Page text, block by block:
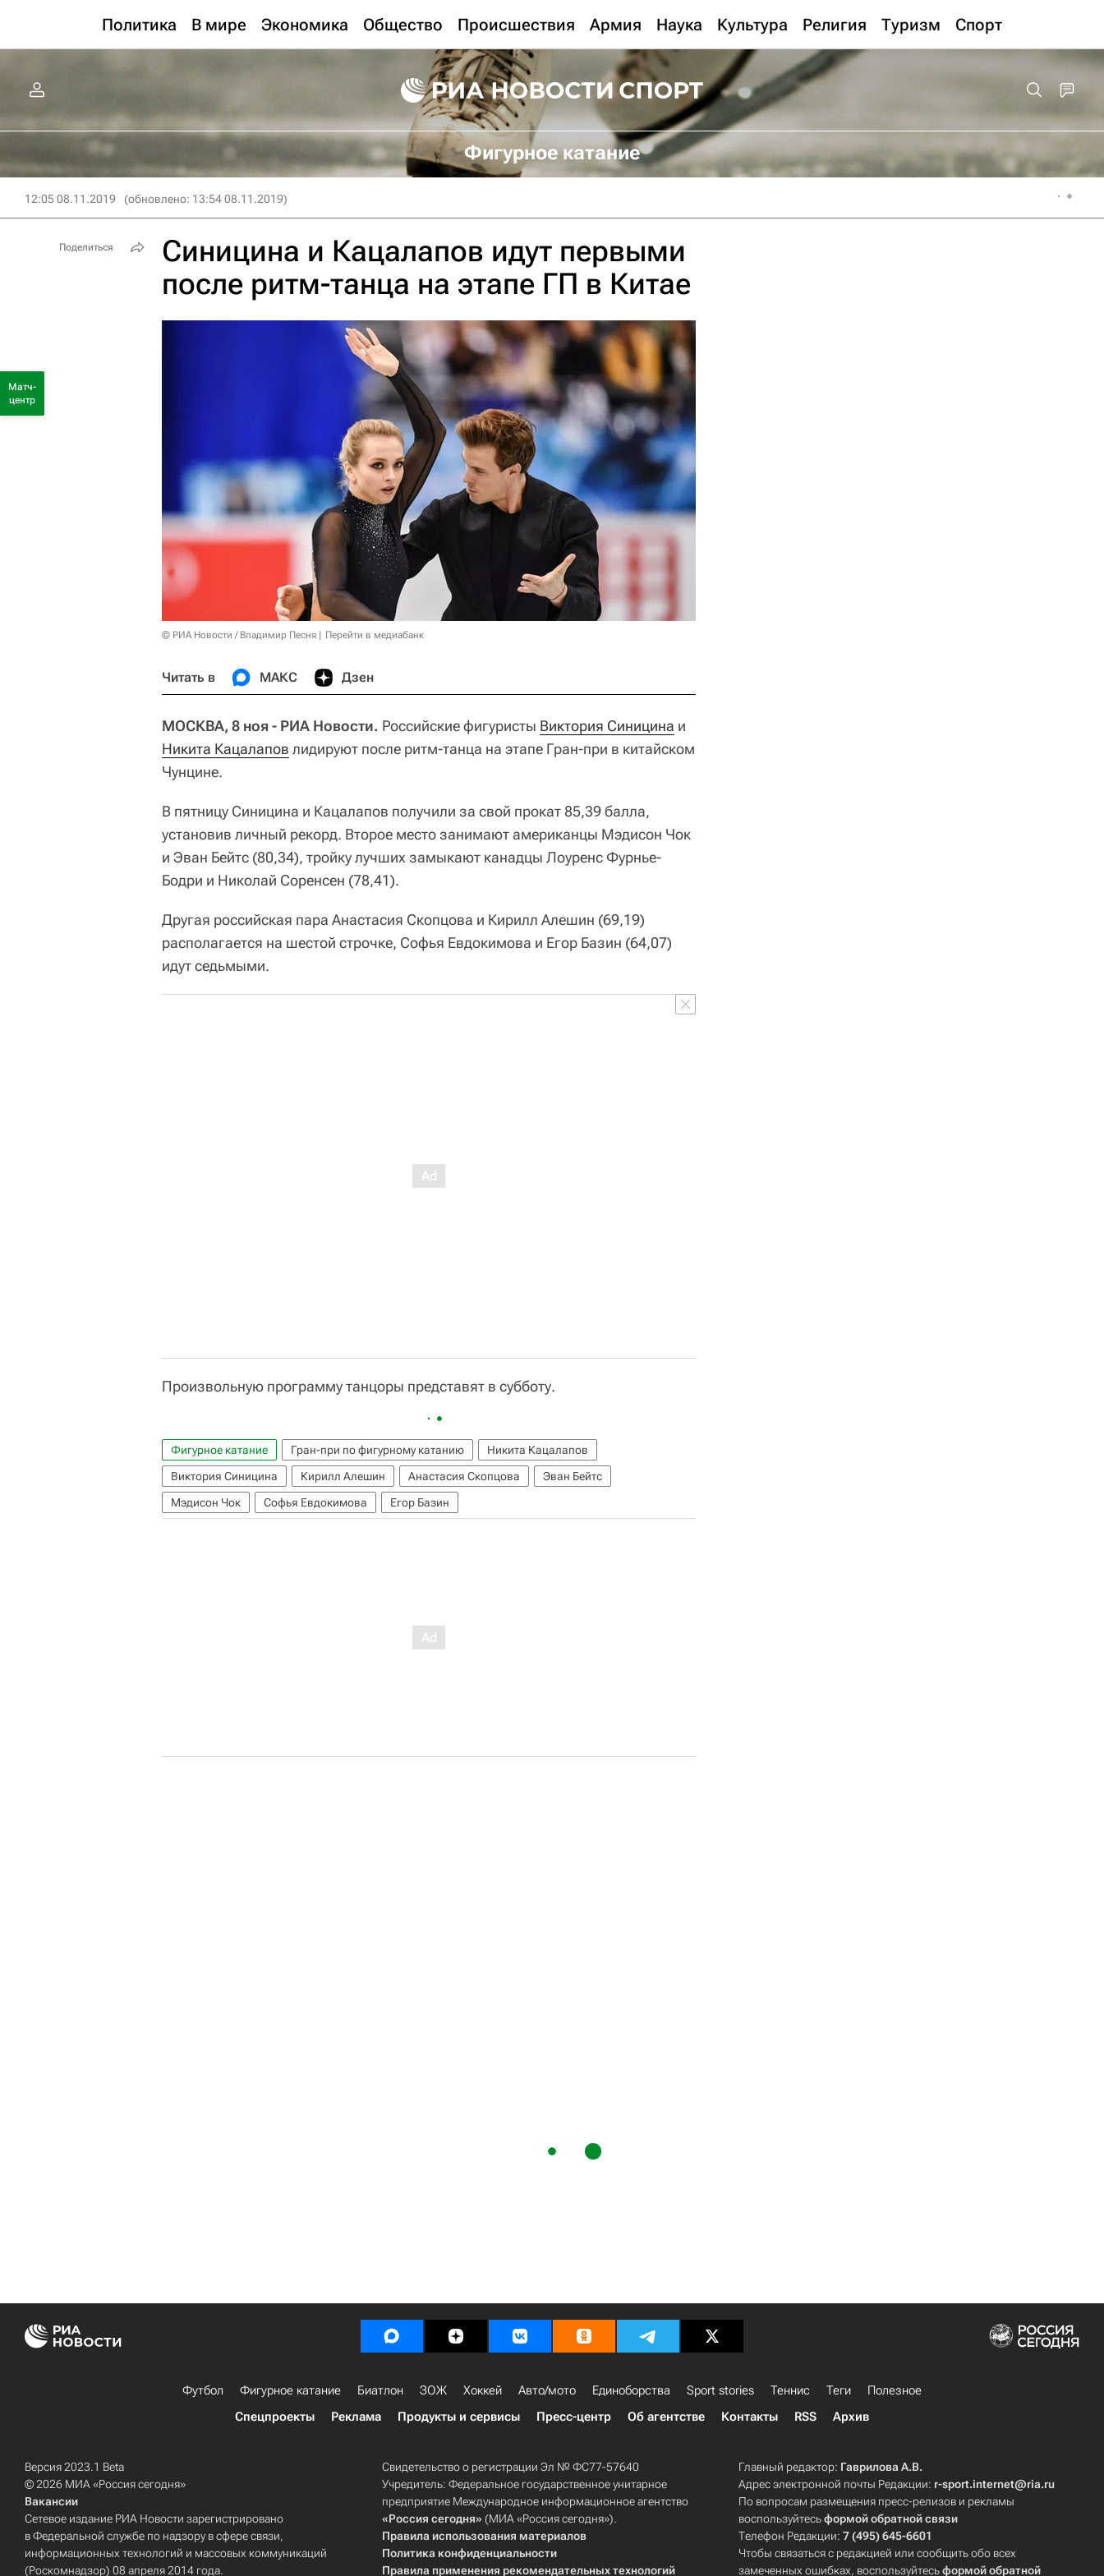
Политика В мире Экономика Общество Происшествия Армия Наука Культура Религия Туризм Спорт
Фигурное катание
12:05 08.11.2019 (обновлено: 13:54 08.11.2019)
Синицина и Кацалапов идут первыми
после ритм-танца на этапе ГП в Китае
© РИА Новости / Владимир Песня Перейти в медиабанк
Читать в МАКС Дзен
МОСКВА, 8 ноя - РИА Новости. Российские фигуристы Виктория Синицина и
Никита Кацалапов лидируют после ритм-танца на этапе Гран-при в китайском
Чунцине.
В пятницу Синицина и Кацалапов получили за свой прокат 85,39 балла,
установив личный рекорд. Второе место занимают американцы Мэдисон Чок
и Эван Бейтс (80,34), тройку лучших замыкают канадцы Лоуренс Фурнье-
Бодри и Николай Соренсен (78,41).
Другая российская пара Анастасия Скопцова и Кирилл Алешин (69,19)
располагается на шестой строчке, Софья Евдокимова и Егор Базин (64,07)
идут седьмыми.
Произвольную программу танцоры представят в субботу.
Фигурное катание Гран-при по фигурному катанию
Никита Кацалапов
Виктория Синицина
Кирилл Алешин Анастасия Скопцова
Эван Бейтс
Мэдисон Чок
Софья Евдокимова Егор Базин
Поделиться
Матч-
центр
Футбол Фигурное катание Биатлон ЗОЖ Хоккей Авто/мото Единоборства Sport stories Теннис Теги
Полезное
Спецпроекты
Реклама Продукты и сервисы Пресс-центр Об агентстве Контакты RSS Архив
Версия 2023.1 Beta
© 2026 МИА «Россия сегодня»
Вакансии
Сетевое издание РИА Новости зарегистрировано
в Федеральной службе по надзору в сфере связи,
информационных технологий и массовых коммуникаций
(Роскомнадзор) 08 апреля 2014 года.
Свидетельство о регистрации Эл № ФС77-57640
Учредитель: Федеральное государственное унитарное
предприятие Международное информационное агентство
«Россия сегодня» (МИА «Россия сегодня»).
Правила использования материалов
Политика конфиденциальности
Правила применения рекомендательных технологий
Главный редактор: Гаврилова А.В.
Адрес электронной почты Редакции: r-sport.internet@ria.ru
По вопросам размещения пресс-релизов и рекламы
воспользуйтесьформой обратной связи
Телефон Редакции:7 (495) 645-6601
Чтобы связаться с редакцией или сообщить обо всех
замеченных ошибках, воспользуйтесьформой обратной